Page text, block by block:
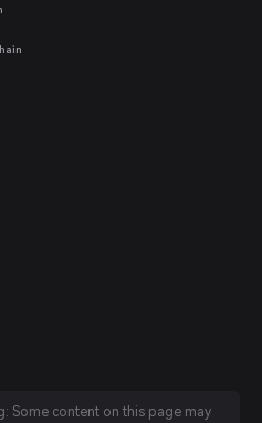
Some content on this page may